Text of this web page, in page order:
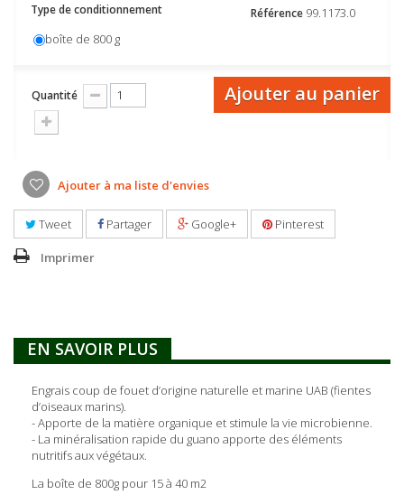
Référence 99.1173.0
Type de conditionnement
boîte de 800 g
Quantité Ajouter au panier
Ajouter à ma liste d'envies
Tweet Partager Google+ Pinterest
Imprimer
EN SAVOIR PLUS
Engrais coup de fouet d’origine naturelle et marine UAB (fientes
d’oiseaux marins).
- Apporte de la matière organique et stimule la vie microbienne.
- La minéralisation rapide du guano apporte des éléments
nutritifs aux végétaux.
La boîte de 800g pour 15 à 40 m2